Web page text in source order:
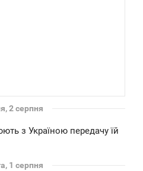
2 серпня
з Україною передачу їй
1 серпня